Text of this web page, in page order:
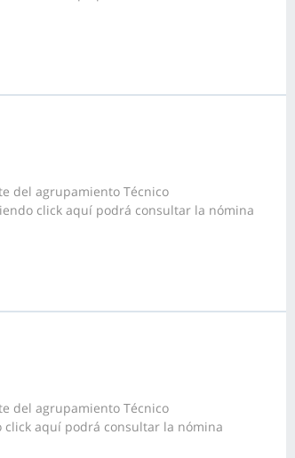
del agrupamiento Técnico
click aquí podrá consultar la nómina
del agrupamiento Técnico
click aquí podrá consultar la nómina